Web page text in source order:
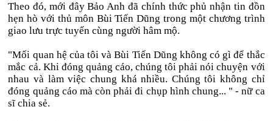
Theo đó, mới đây Bảo Anh đã chính thức phủ nhận tin đồn
hẹn hò với thủ môn Bùi Tiến Dũng trong một chương trình
giao lưu trực tuyến cùng người hâm mộ.
"Mối quan hệ của tôi và Bùi Tiến Dũng không có gì để thắc
mắc cả. Khi đóng quảng cáo, chúng tôi phải nói chuyện với
nhau và làm việc chung khá nhiều. Chúng tôi không chỉ
đóng quảng cáo mà còn phải đi chụp hình chung... " - nữ ca
sĩ chia sẻ.